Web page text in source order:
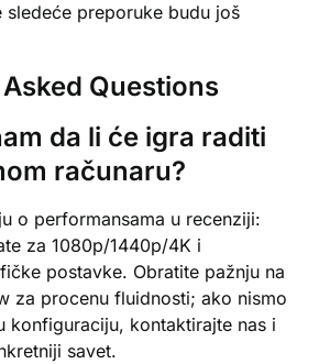
sledeće preporuke budu još
Questions
da li će igra raditi
računaru?
o performansama u recenziji:
za 1080p/1440p/4K i
postavke. Obratite pažnju na
za procenu fluidnosti; ako nismo
konfiguraciju, kontaktirajte nas i
savet.